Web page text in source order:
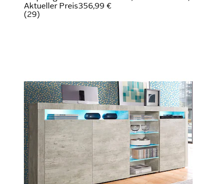
Aktueller Preis356,99 €
(29)